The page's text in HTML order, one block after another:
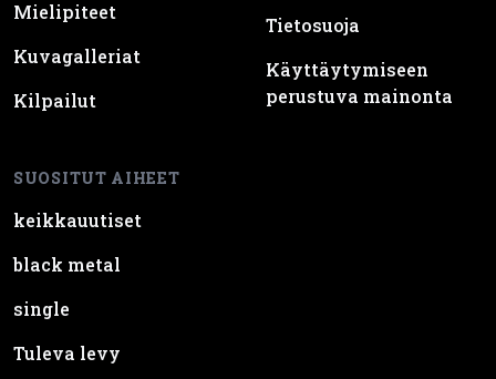
Kilpailut
black metal
single
Tuleva levy
musiikkivideo
Käyttäytymiseen
perustuva mainonta